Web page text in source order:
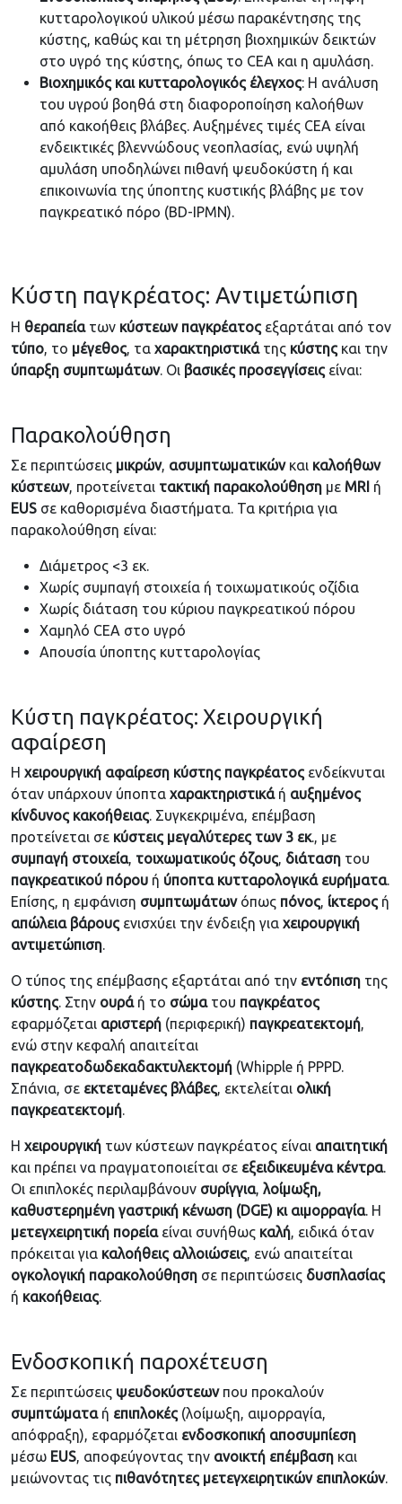
κυτταρολογικού υλικού μέσω παρακέντησης της
κύστης, καθώς και τη μέτρηση βιοχημικών δεικτών
στο υγρό της κύστης, όπως το CEA και η αμυλάση.
Βιοχημικός και κυτταρολογικός έλεγχος: Η ανάλυση
του υγρού βοηθά στη διαφοροποίηση καλοήθων
από κακοήθεις βλάβες. Αυξημένες τιμές CEA είναι
ενδεικτικές βλεννώδους νεοπλασίας, ενώ υψηλή
αμυλάση υποδηλώνει πιθανή ψευδοκύστη ή και
επικοινωνία της ύποπτης κυστικής βλάβης με τον
παγκρεατικό πόρο (BD-IPMN).
Κύστη παγκρέατος: Αντιμετώπιση
Η θεραπείατων κύστεων παγκρέατος εξαρτάται από τον
τύπο, το μέγεθος, τα χαρακτηριστικάτης κύστης και την
ύπαρξη συμπτωμάτων. Οι βασικές προσεγγίσεις είναι:
Παρακολούθηση
Σε περιπτώσεις μικρών, ασυμπτωματικώνκαι καλοήθων
κύστεων, προτείνεται τακτική παρακολούθηση με MRI ή
EUS σε καθορισμένα διαστήματα. Τα κριτήρια για
παρακολούθηση είναι:
Διάμετρος <3 εκ.
Χωρίς συμπαγή στοιχεία ή τοιχωματικούς οζίδια
Χωρίς διάταση του κύριου παγκρεατικού πόρου
Χαμηλό CEA στο υγρό
Απουσία ύποπτης κυτταρολογίας
Κύστη παγκρέατος: Χειρουργική
αφαίρεση
Η χειρουργική αφαίρεση κύστης παγκρέατος ενδείκνυται
όταν υπάρχουν ύποπτα χαρακτηριστικάή αυξημένος
κίνδυνος κακοήθειας. Συγκεκριμένα, επέμβαση
προτείνεται σε κύστεις μεγαλύτερες των 3 εκ., με
συμπαγή στοιχεία, τοιχωματικούς όζους, διάταση του
παγκρεατικού πόρου ή ύποπτα κυτταρολογικά ευρήματα.
Επίσης, η εμφάνιση συμπτωμάτωνόπως πόνος, ίκτερος ή
απώλεια βάρους ενισχύει την ένδειξη για χειρουργική
αντιμετώπιση.
Ο τύπος της επέμβασης εξαρτάται από την εντόπιση της
κύστης. Στην ουράή το σώματου παγκρέατος
εφαρμόζεται αριστερή (περιφερική) παγκρεατεκτομή,
ενώ στην κεφαλή απαιτείται
παγκρεατοδωδεκαδακτυλεκτομή (Whipple ή PPPD.
Σπάνια, σε εκτεταμένες βλάβες, εκτελείται ολική
παγκρεατεκτομή.
Η χειρουργική των κύστεων παγκρέατος είναι απαιτητική
και πρέπει να πραγματοποιείται σε εξειδικευμένα κέντρα.
Οι επιπλοκές περιλαμβάνουν συρίγγια, λοίμωξη,
καθυστερημένη γαστρική κένωση (DGE) κι αιμορραγία. Η
μετεγχειρητική πορείαείναι συνήθως καλή, ειδικά όταν
πρόκειται για καλοήθεις αλλοιώσεις, ενώ απαιτείται
ογκολογική παρακολούθηση σε περιπτώσεις δυσπλασίας
ή κακοήθειας.
Ενδοσκοπική παροχέτευση
Σε περιπτώσεις ψευδοκύστεωνπου προκαλούν
συμπτώματαή επιπλοκές (λοίμωξη, αιμορραγία,
απόφραξη), εφαρμόζεται ενδοσκοπική αποσυμπίεση
μέσω EUS, αποφεύγοντας την ανοικτή επέμβαση και
μειώνοντας τις πιθανότητες μετεγχειρητικών επιπλοκών.